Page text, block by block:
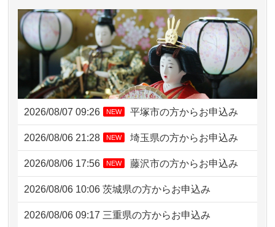
2026/08/07 09:26 NEW 平塚市の方からお申込み
2026/08/06 21:28 NEW 埼玉県の方からお申込み
2026/08/06 17:56 NEW 藤沢市の方からお申込み
2026/08/06 10:06 茨城県の方からお申込み
2026/08/06 09:17 三重県の方からお申込み